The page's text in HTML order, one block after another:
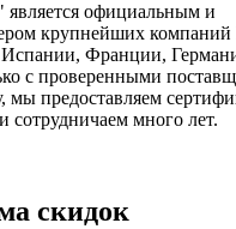
официальным и
крупнейших компаний
Франции,
с проверенными
мы предоставляем
сотрудничаем много лет.
скидок